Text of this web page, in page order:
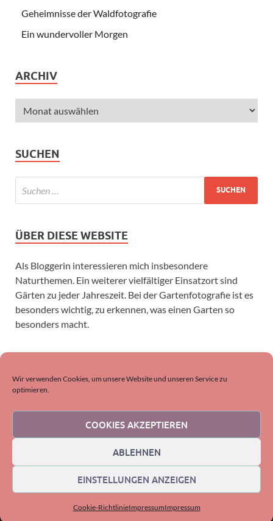
Wir verwenden Cookies, um unsere Website und unseren Service zu
optimieren.
COOKIES AKZEPTIEREN
ABLEHNEN
EINSTELLUNGEN ANZEIGEN
Cookie-RichtlinieImpressumImpressum
Geheimnisse der Waldfotografie
Ein wundervoller Morgen
ARCHIV
SUCHEN
ÜBER DIESE WEBSITE
Als Bloggerin interessieren mich insbesondere
Naturthemen. Ein weiterer vielfältiger Einsatzort sind
Gärten zu jeder Jahreszeit. Bei der Gartenfotografie ist es
besonders wichtig, zu erkennen, was einen Garten so
besonders macht.
Mit Stolz präsentiert vonWordPressundHitMag